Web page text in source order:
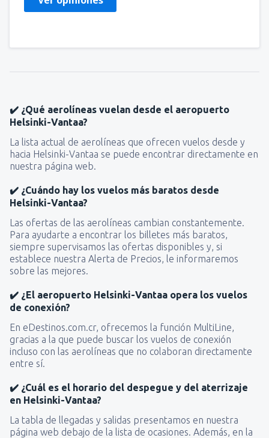
✔️ ¿Qué aerolíneas vuelan desde el aeropuerto
Helsinki-Vantaa?
La lista actual de aerolíneas que ofrecen vuelos desde y
hacia Helsinki-Vantaa se puede encontrar directamente en
nuestra página web.
✔️ ¿Cuándo hay los vuelos más baratos desde
Helsinki-Vantaa?
Las ofertas de las aerolíneas cambian constantemente.
Para ayudarte a encontrar los billetes más baratos,
siempre supervisamos las ofertas disponibles y, si
establece nuestra Alerta de Precios, le informaremos
sobre las mejores.
✔️ ¿El aeropuerto Helsinki-Vantaa opera los vuelos
de conexión?
En eDestinos.com.cr, ofrecemos la función MultiLine,
gracias a la que puede buscar los vuelos de conexión
incluso con las aerolíneas que no colaboran directamente
entre sí.
✔️ ¿Cuál es el horario del despegue y del aterrizaje
en Helsinki-Vantaa?
La tabla de llegadas y salidas presentamos en nuestra
página web debajo de la lista de ocasiones. Además, en la